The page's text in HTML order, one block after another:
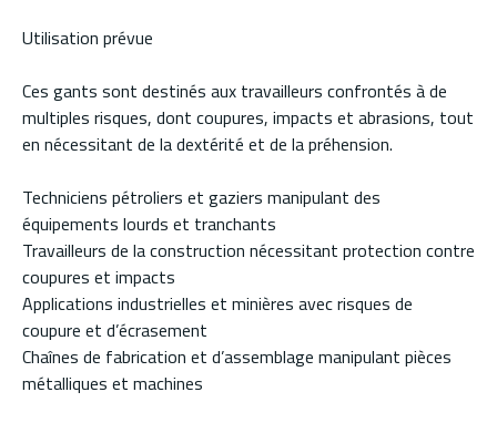
Utilisation prévue
Ces gants sont destinés aux travailleurs confrontés à de
multiples risques, dont coupures, impacts et abrasions, tout
en nécessitant de la dextérité et de la préhension.
Techniciens pétroliers et gaziers manipulant des
équipements lourds et tranchants
Travailleurs de la construction nécessitant protection contre
coupures et impacts
Applications industrielles et minières avec risques de
coupure et d’écrasement
Chaînes de fabrication et d’assemblage manipulant pièces
métalliques et machines